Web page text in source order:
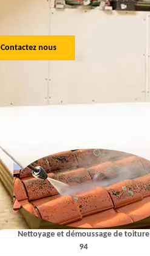
Contactez nous
Nettoyage et démoussage de toiture
94